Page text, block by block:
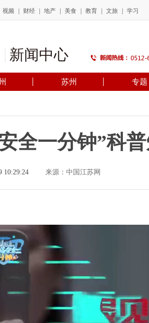
视频 财经 地产 美食 教育 文旅 学习
新闻中心
苏州 专题
全一分钟”科
10:29:24 来源：中国江苏网